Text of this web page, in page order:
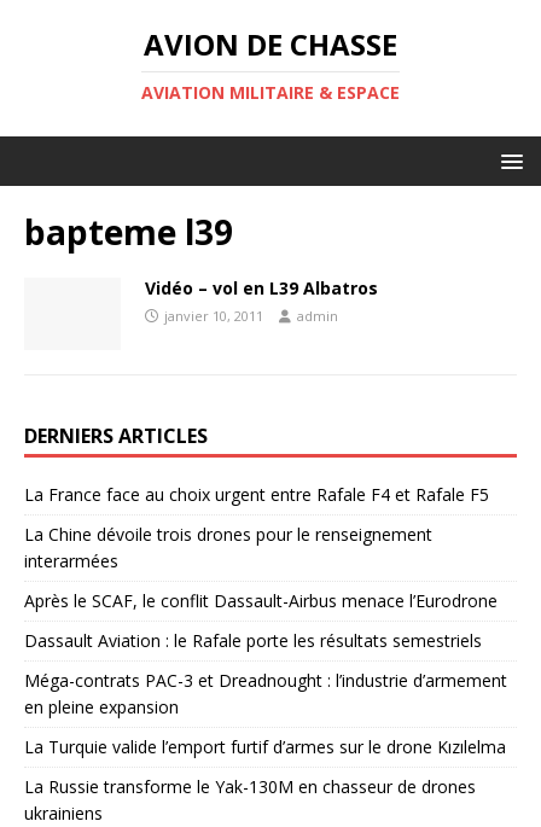
AVION DE CHASSE
AVIATION MILITAIRE & ESPACE
bapteme l39
Vidéo – vol en L39 Albatros
janvier 10, 2011 admin
DERNIERS ARTICLES
La France face au choix urgent entre Rafale F4 et Rafale F5
La Chine dévoile trois drones pour le renseignement
interarmées
Après le SCAF, le conflit Dassault-Airbus menace l’Eurodrone
Dassault Aviation : le Rafale porte les résultats semestriels
Méga-contrats PAC-3 et Dreadnought : l’industrie d’armement
en pleine expansion
La Turquie valide l’emport furtif d’armes sur le drone Kızılelma
La Russie transforme le Yak-130M en chasseur de drones
ukrainiens